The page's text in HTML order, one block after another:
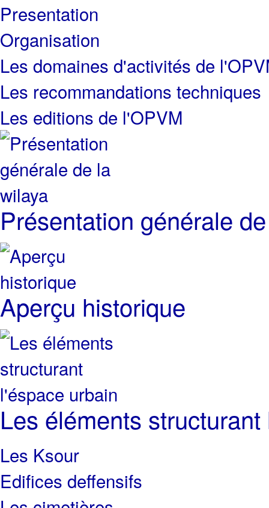
Presentation
Organisation
Les domaines d'activités de
Les recommandations techniques
Les editions de l'OPVM
Présentation générale
Aperçu historique
Les éléments
Les Ksour
Edifices deffensifs